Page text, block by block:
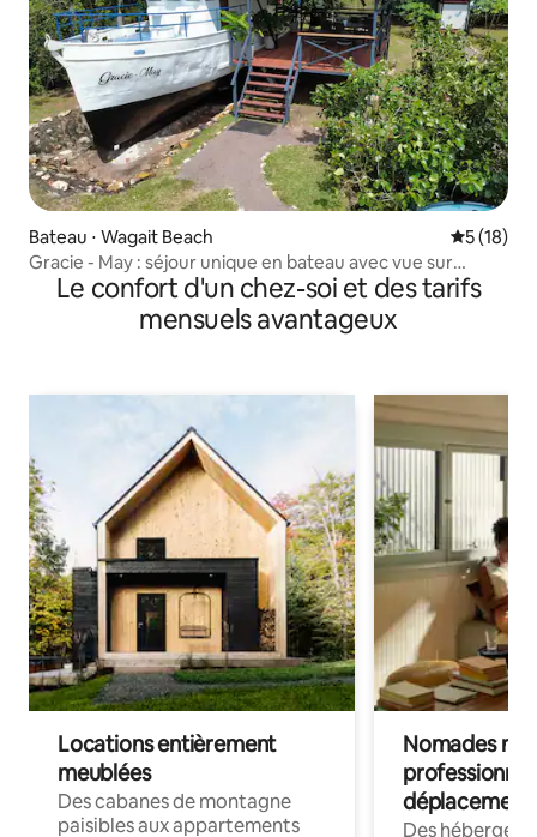
Bateau ⋅ Wagait Beach
5 (18)
Gracie - May : séjour unique en bateau avec vue sur
l'océan
Le confort d'un chez-soi et des tarifs
mensuels avantageux
Locations entièrement
meublées
Des cabanes de montagne
paisibles aux appartements
Nomades
déplacement
Des